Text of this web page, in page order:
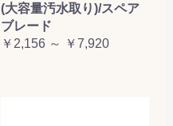
(大容量汚水取り)/スペア
ブレード
￥2,156 ～ ￥7,920